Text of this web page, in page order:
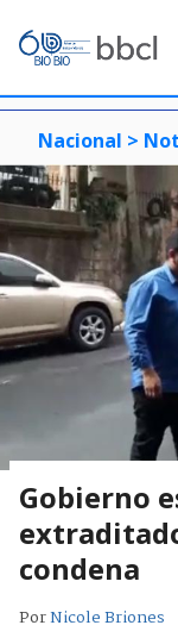
Nacional >
Gobierno
condena
PorNicole Briones